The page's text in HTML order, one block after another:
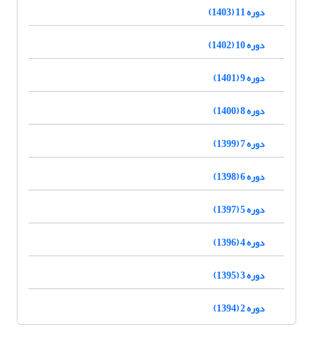
دوره 11 (1403)
دوره 10 (1402)
دوره 9 (1401)
دوره 8 (1400)
دوره 7 (1399)
دوره 6 (1398)
دوره 5 (1397)
دوره 4 (1396)
دوره 3 (1395)
دوره 2 (1394)